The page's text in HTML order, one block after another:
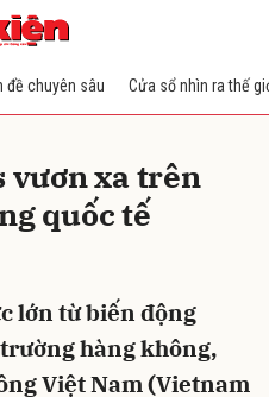
đề chuyên sâu Cửa sổ nhìn ra thế
xa trên
quốc tế
lớn từ biến động
hàng không,
Việt Nam (Vietnam
Hủy Gửi